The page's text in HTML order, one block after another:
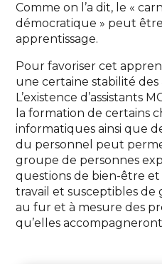
Comme on l’a dit, le «
démocratique » peut
apprentissage.
Pour favoriser cet
une certaine stabilité
L’existence d’assistants
la formation de certains
informatiques ainsi que
du personnel peut
groupe de personnes
questions de bien-être
travail et susceptibles
au fur et à mesure des
qu’elles